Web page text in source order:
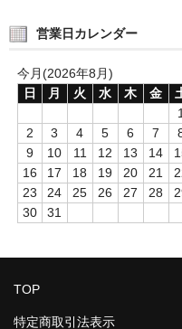
営業日カレンダー
今月(2026年8月)
日
月 火 水 木 金
1
2
3 4 5 6 7
9
10 11 12 13 14
16
17 18 19 20 21
23
24 25 26 27 28
30
31
TOP
特定商取引法表示